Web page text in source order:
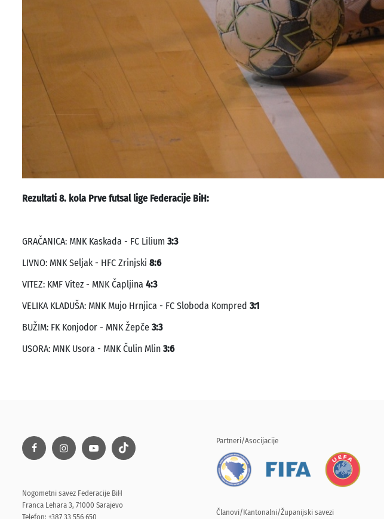
Rezultati 8. kola Prve futsal lige Federacije BiH:
GRAČANICA: MNK Kaskada - FC Lilium 3:3
LIVNO: MNK Seljak - HFC Zrinjski 8:6
VITEZ: KMF Vitez - MNK Čapljina 4:3
VELIKA KLADUŠA: MNK Mujo Hrnjica - FC Sloboda Kompred 3:1
BUŽIM: FK Konjodor - MNK Žepče 3:3
USORA: MNK Usora - MNK Čulin Mlin 3:6
Nogometni savez Federacije BiH
Franca Lehara 3, 71000 Sarajevo
Telefon: +387 33 556 650
Partneri/Asocijacije
Članovi/Kantonalni/Županijski savezi